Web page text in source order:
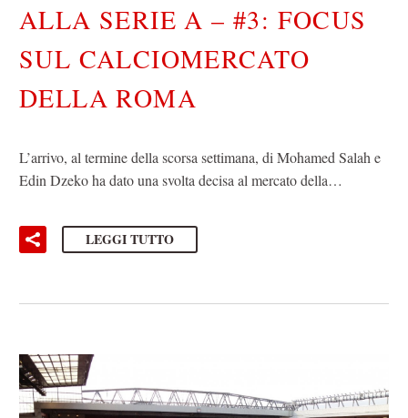
ALLA SERIE A – #3: FOCUS
SUL CALCIOMERCATO
DELLA ROMA
L’arrivo, al termine della scorsa settimana, di Mohamed Salah e
Edin Dzeko ha dato una svolta decisa al mercato della…
LEGGI TUTTO